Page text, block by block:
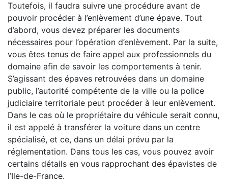
Toutefois, il faudra suivre une procédure avant de
pouvoir procéder à l’enlèvement d’une épave. Tout
d’abord, vous devez préparer les documents
nécessaires pour l’opération d’enlèvement. Par la suite,
vous êtes tenus de faire appel aux professionnels du
domaine afin de savoir les comportements à tenir.
S’agissant des épaves retrouvées dans un domaine
public, l’autorité compétente de la ville ou la police
judiciaire territoriale peut procéder à leur enlèvement.
Dans le cas où le propriétaire du véhicule serait connu,
il est appelé à transférer la voiture dans un centre
spécialisé, et ce, dans un délai prévu par la
réglementation. Dans tous les cas, vous pouvez avoir
certains détails en vous rapprochant des épavistes de
l’Ile-de-France.